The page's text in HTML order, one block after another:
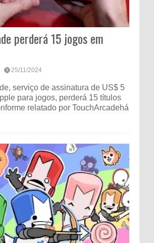
perderá 15 jogos em
25/11/2024
serviço de assinatura de US$ 5
para jogos, perderá 15 títulos
relatado por TouchArcadehá